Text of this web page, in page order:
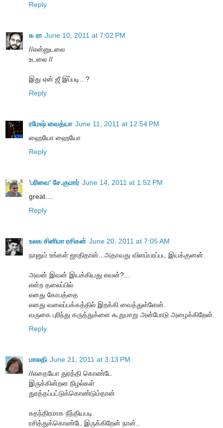
Reply
க ரா June 10, 2011 at 7:02 PM
//என்னுடலை
உடலை //
இது ஏன் ஜீ இப்படி.. ?
Reply
ரமேஷ் வைத்யா June 11, 2011 at 12:54 PM
ஹையோ ஹையோ
Reply
'பரிவை' சே.குமார் June 14, 2011 at 1:52 PM
great....
Reply
உலக சினிமா ரசிகன் June 20, 2011 at 7:05 AM
நானும் உங்கள் ஜாதிதான்...அதாவது விளம்பரப்பட இயக்குனன்.
அவன் இவன் இயக்கியது எவன்?...
என்ற தலைப்பில்
எனது கோபத்தை
எனது வலைப்பக்கத்தில் இறக்கி வைத்துள்ளேன்.
வருகை புரிந்து கருத்துக்ளை கூறுமாறு அன்போடு அழைக்கிறேன்.
Reply
மாலதி June 21, 2011 at 3:13 PM
//எதையோ துரத்தி கொண்டே
இருக்கின்றன நிழல்கள்
துரத்தப்பட்டுக்கொண்டும்தான்
சுதந்திரமாக நீந்தியபடி
ரசித்துக்கொண்டே இருக்கிறேன் நான்..